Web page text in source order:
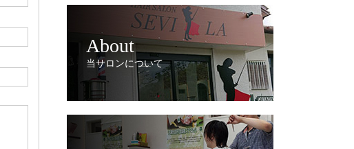
About
当サロンについて